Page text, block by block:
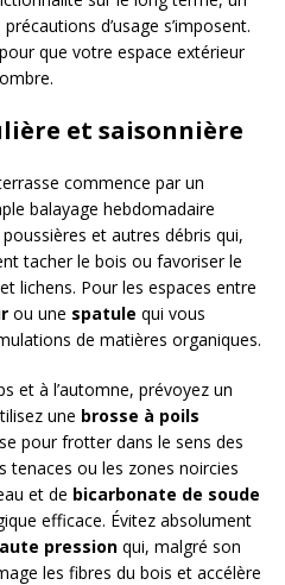
d’usage s’imposent.
que votre espace extérieur
et saisonnière
commence par un
balayage hebdomadaire
et autres débris qui,
tacher le bois ou favoriser le
lichens. Pour les espaces entre
ou une spatule qui vous
de matières organiques.
et à l’automne, prévoyez un
une brosse à poils
pour frotter dans le sens des
tenaces ou les zones noircies
et de bicarbonate de soude
efficace. Évitez absolument
pression qui, malgré son
les fibres du bois et accélère